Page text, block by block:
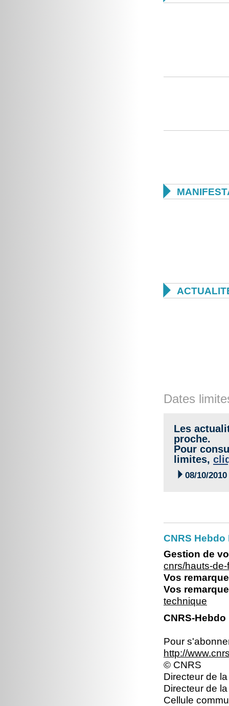


Dates
Les
proche.
Pour
limites,
 08/10/2010
CNRS
Gestion de
cnrs/hauts-
Vos
Vos
technique
CNRS-
Pour
http://
© CNRS
Directeur de
Directeur de
Cellule